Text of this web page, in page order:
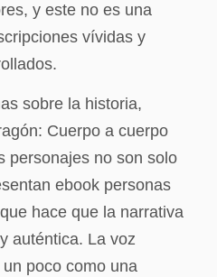
y este no es una
vívidas y
sobre la historia,
Cuerpo a cuerpo
personajes no son solo
ebook personas
hace que la narrativa
auténtica. La voz
poco como una